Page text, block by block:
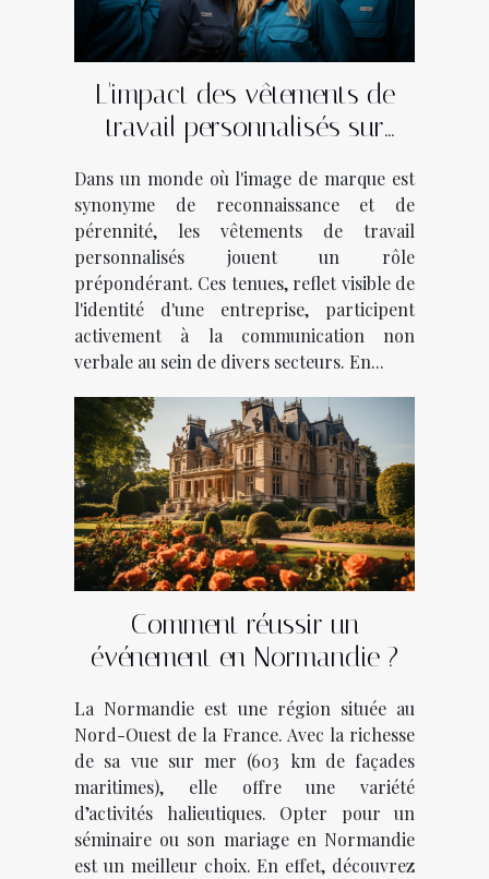
L'impact des vêtements de
travail personnalisés sur
divers secteurs d'activité
Dans un monde où l'image de marque est
synonyme de reconnaissance et de
pérennité, les vêtements de travail
personnalisés jouent un rôle
prépondérant. Ces tenues, reflet visible de
l'identité d'une entreprise, participent
activement à la communication non
verbale au sein de divers secteurs. En...
Comment réussir un
événement en Normandie ?
La Normandie est une région située au
Nord-Ouest de la France. Avec la richesse
de sa vue sur mer (603 km de façades
maritimes), elle offre une variété
d’activités halieutiques. Opter pour un
séminaire ou son mariage en Normandie
est un meilleur choix. En effet, découvrez